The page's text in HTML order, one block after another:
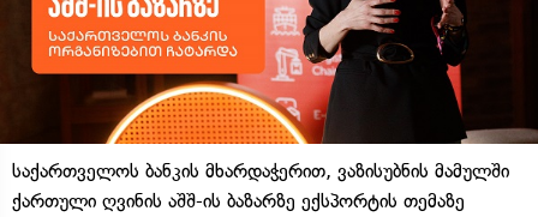
საქართველოს ბანკის მხარდაჭერით, ვაზისუბნის მამულში
ქართული ღვინის აშშ-ის ბაზარზე ექსპორტის თემაზე